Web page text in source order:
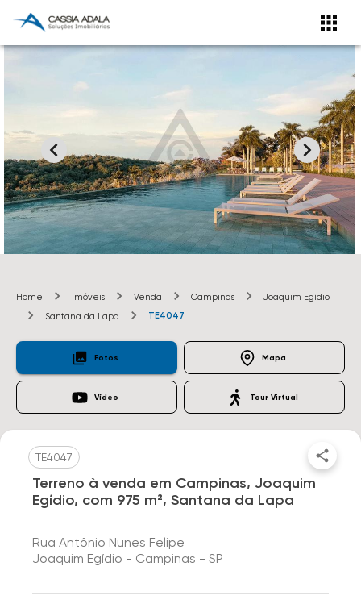
Home Imóveis Venda Campinas
Joaquim Egídio
Santana da Lapa
TE4047
Fotos Mapa
Vídeo Tour Virtual
TE4047
Terreno à venda em Campinas, Joaquim
Egídio, com 975 m², Santana da Lapa
Rua Antônio Nunes Felipe
Joaquim Egídio - Campinas - SP